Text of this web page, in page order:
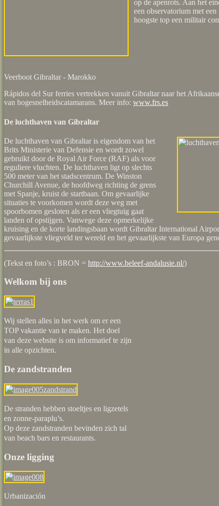
op de apenrots. Aan het
een observatorium met
hoogste top een militair
Veerboot Gibraltar - Marokko
Rápidos del Sur ferries vertrekken vanuit Gibraltar naar het
van hogesnelheidscatamarans. Meer info: www.frs.es
De luchthaven van Gibraltar
De luchthaven van Gibraltar is eigendom van het
Brits Ministerie van Defensie en wordt zowel
gebruikt door de Royal Air Force (RAF) als voor
reguliere vluchten. De luchthaven ligt op slechts
500 meter van het stadscentrum. De Winston
Churchill Avenue, de hoofdweg richting de grens
met Spanje, kruist de startbaan. Om gevaarlijke
situaties te voorkomen wordt deze weg met
spoorbomen gesloten als er een vliegtuig gaat
landen of opstijgen. Vanwege deze opmerkelijke
kruising en de korte landingsbaan wordt Gibraltar International
gevaarlijkste vliegveld ter wereld en het gevaarlijkste van Europa
(Tekst en foto’s : BRON = http://www.beleef-andalusie.nl/)
Welkom bij ons
Wij stellen alles in het werk om er een
TOP vakantie van te maken. Het doel
van deze website is om informatief te zijn
in alle opzichten.
De zandstranden
De stranden hebben stoeltjes en ligzetels
en zonne-paraplu’s.
Op deze zandstranden bevinden zich tal
van beach bars en restaurants.
Onze ligging